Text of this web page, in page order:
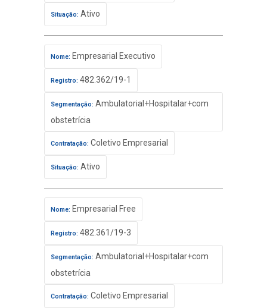
Situação: Ativo
Nome: Empresarial Executivo
Registro: 482.362/19-1
Segmentação: Ambulatorial+Hospitalar+com
obstetrícia
Contratação: Coletivo Empresarial
Situação: Ativo
Nome: Empresarial Free
Registro: 482.361/19-3
Segmentação: Ambulatorial+Hospitalar+com
obstetrícia
Contratação: Coletivo Empresarial